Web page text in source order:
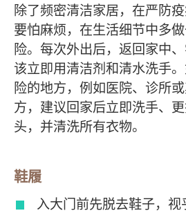
除了频密清洁家居，在严防
要怕麻烦，在生活细节中多
险。每次外出后，返回家中
该立即用清洁剂和清水洗手
险的地方，例如医院、诊所
方，建议回家后立即洗手、
头，并清洗所有衣物。
鞋履
入大门前先脱去鞋子，